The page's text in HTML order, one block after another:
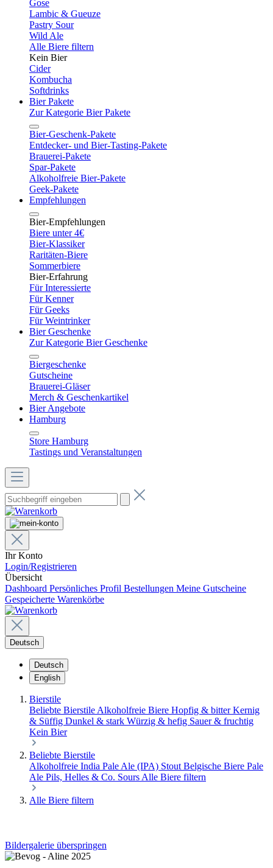
Gose
Lambic & Gueuze
Pastry Sour
Wild Ale
Alle Biere filtern
Kein Bier
Cider
Kombucha
Softdrinks
Bier Pakete
Zur Kategorie Bier Pakete
Bier-Geschenk-Pakete
Entdecker- und Bier-Tasting-Pakete
Brauerei-Pakete
Spar-Pakete
Alkoholfreie Bier-Pakete
Geek-Pakete
Empfehlungen
Bier-Empfehlungen
Biere unter 4€
Bier-Klassiker
Raritäten-Biere
Sommerbiere
Bier-Erfahrung
Für Interessierte
Für Kenner
Für Geeks
Für Weintrinker
Bier Geschenke
Zur Kategorie Bier Geschenke
Biergeschenke
Gutscheine
Brauerei-Gläser
Merch & Geschenkartikel
Bier Angebote
Hamburg
Store Hamburg
Tastings und Veranstaltungen
Ihr Konto
Login/Registrieren
Übersicht
Dashboard Persönliches Profil Bestellungen Meine Gutscheine
Gespeicherte Warenkörbe
Deutsch
Deutsch
English
Bierstile
Beliebte Bierstile Alkoholfreie Biere Hopfig & bitterKernig
& Süffig Dunkel & stark Würzig & hefig Sauer & fruchtig
Kein Bier
Beliebte Bierstile
Alkoholfreie India Pale Ale (IPA) Stout Belgische Biere Pale
Ale Pils, Helles & Co. Sours Alle Biere filtern
Alle Biere filtern
Bildergalerie überspringen